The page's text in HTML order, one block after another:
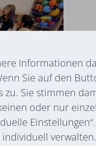
Informationen
Sie auf den
Sie stimmen
oder nur
verwalten.